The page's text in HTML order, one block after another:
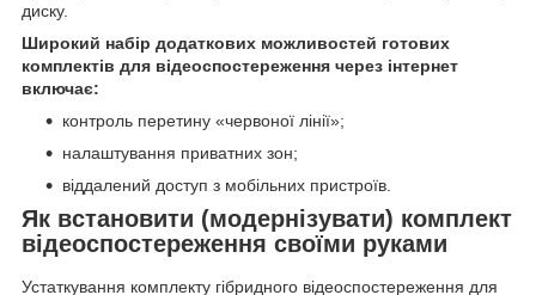
диску.
Широкий набір додаткових можливостей готових
комплектів для відеоспостереження через інтернет
включає:
контроль перетину «червоної лінії»;
налаштування приватних зон;
віддалений доступ з мобільних пристроїв.
Як встановити (модернізувати) комплект
відеоспостереження своїми руками
Устаткування комплекту гібридного відеоспостереження для